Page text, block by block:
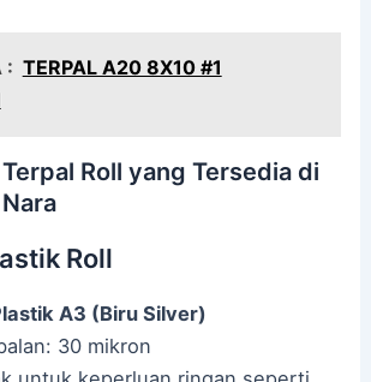
: TERPAL A20 8X10 #1
Roll yang Tersedia di
Roll
A3 (Biru Silver)
30 mikron